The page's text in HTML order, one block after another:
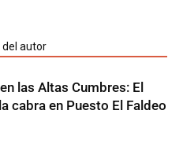
del autor
las Altas Cumbres: El
cabra en Puesto El Faldeo